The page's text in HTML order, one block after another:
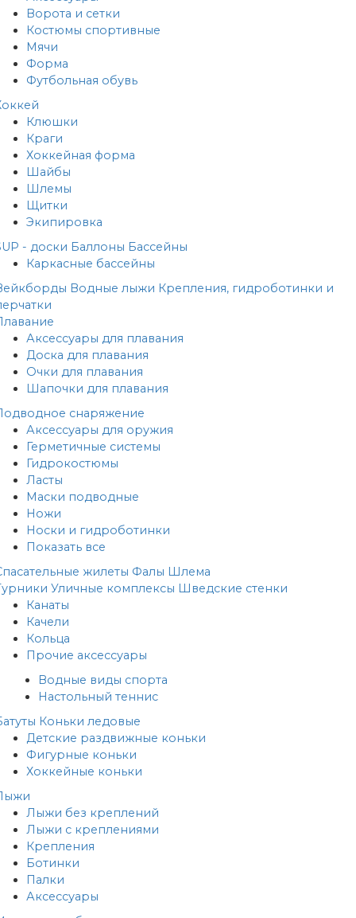
Ворота и сетки
Костюмы спортивные
Мячи
Форма
Футбольная обувь
Клюшки
Краги
Хоккейная форма
Шайбы
Шлемы
Щитки
Экипировка
- доски Баллоны Бассейны
Каркасные бассейны
Водные лыжи Крепления, гидроботинки и
Аксессуары для плавания
Доска для плавания
Очки для плавания
Шапочки для плавания
снаряжение
Аксессуары для оружия
Герметичные системы
Гидрокостюмы
Ласты
Маски подводные
Ножи
Носки и гидроботинки
Показать все
жилеты Фалы Шлема
Уличные комплексы Шведские стенки
Канаты
Качели
Кольца
Прочие аксессуары
Водные виды спорта
Настольный теннис
Коньки ледовые
Детские раздвижные коньки
Фигурные коньки
Хоккейные коньки
Лыжи без креплений
Лыжи с креплениями
Крепления
Ботинки
Палки
Аксессуары